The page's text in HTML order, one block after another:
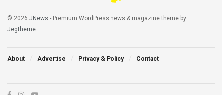
© 2026 JNews - Premium WordPress news & magazine theme by
Jegtheme
About Advertise Privacy & Policy Contact